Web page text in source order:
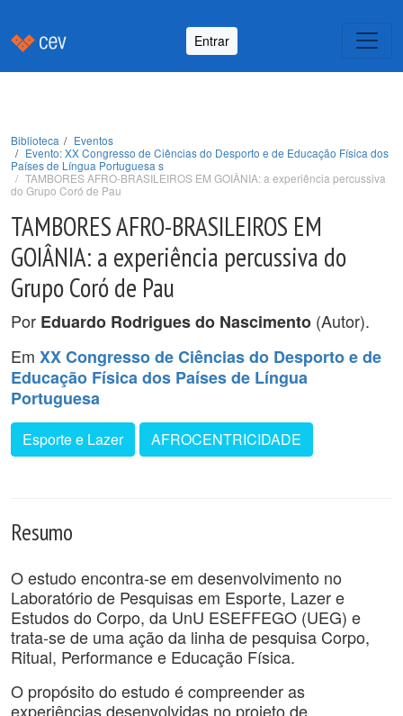
Entrar
Biblioteca
Eventos
Evento: XX Congresso de Ciências do Desporto e de Educação Física dos
Países de Língua Portuguesa s
TAMBORES AFRO-BRASILEIROS EM GOIÂNIA: a experiência percussiva
do Grupo Coró de Pau
TAMBORES AFRO-BRASILEIROS EM
GOIÂNIA: a experiência percussiva do
Grupo Coró de Pau
Por Eduardo Rodrigues do Nascimento (Autor).
Em XX Congresso de Ciências do Desporto e de
Educação Física dos Países de Língua
Portuguesa
Esporte e Lazer AFROCENTRICIDADE
Resumo
O estudo encontra-se em desenvolvimento no
Laboratório de Pesquisas em Esporte, Lazer e
Estudos do Corpo, da UnU ESEFFEGO (UEG) e
trata-se de uma ação da linha de pesquisa Corpo,
Ritual, Performance e Educação Física.
O propósito do estudo é compreender as
experiências desenvolvidas no projeto de